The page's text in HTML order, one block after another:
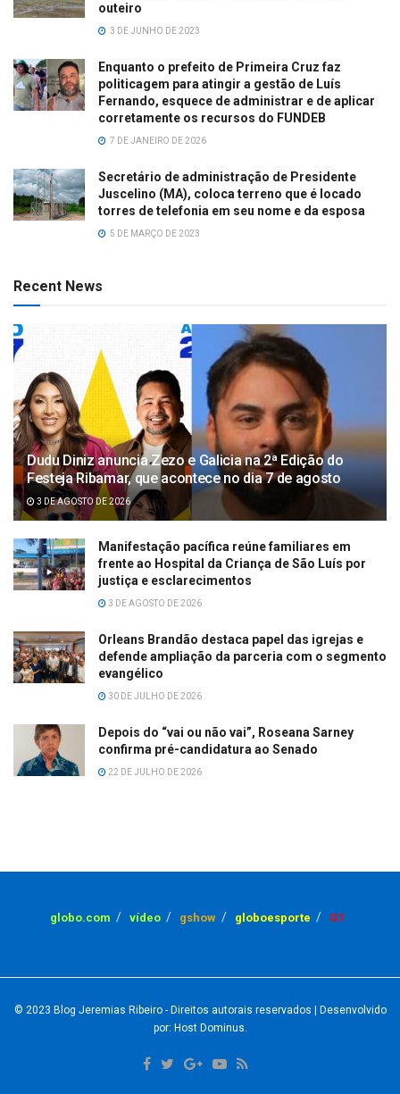
outeiro
3 DE JUNHO DE 2023
Enquanto o prefeito de Primeira Cruz faz
politicagem para atingir a gestão de Luís
Fernando, esquece de administrar e de aplicar
corretamente os recursos do FUNDEB
7 DE JANEIRO DE 2026
Secretário de administração de Presidente
Juscelino (MA), coloca terreno que é locado
torres de telefonia em seu nome e da esposa
5 DE MARÇO DE 2023
Recent News
Dudu Diniz anuncia Zezo e Galicia na 2ª Edição do
Festeja Ribamar, que acontece no dia 7 de agosto
3 DE AGOSTO DE 2026
Manifestação pacífica reúne familiares em
frente ao Hospital da Criança de São Luís por
justiça e esclarecimentos
3 DE AGOSTO DE 2026
Orleans Brandão destaca papel das igrejas e
defende ampliação da parceria com o segmento
evangélico
30 DE JULHO DE 2026
Depois do “vai ou não vai”, Roseana Sarney
confirma pré-candidatura ao Senado
22 DE JULHO DE 2026
globo.com vídeo gshow globoesporte G1
© 2023 Blog Jeremias Ribeiro- Direitos autorais reservados | Desenvolvido
por: Host Dominus.